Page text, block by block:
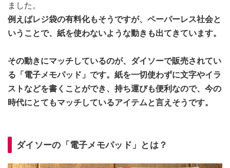
ました。
例えばレジ袋の有料化もそうですが、ペーパーレス社会と
いうことで、紙を使わないような動きも出てきています。
その動きにマッチしているのが、ダイソーで販売されてい
る「電子メモパッド」です。紙を一切使わずに文字やイラ
ストなどを書くことができ、持ち運びも便利なので、今の
時代にとてもマッチしているアイテムと言えそうです。
ダイソーの「電子メモパッド」とは？